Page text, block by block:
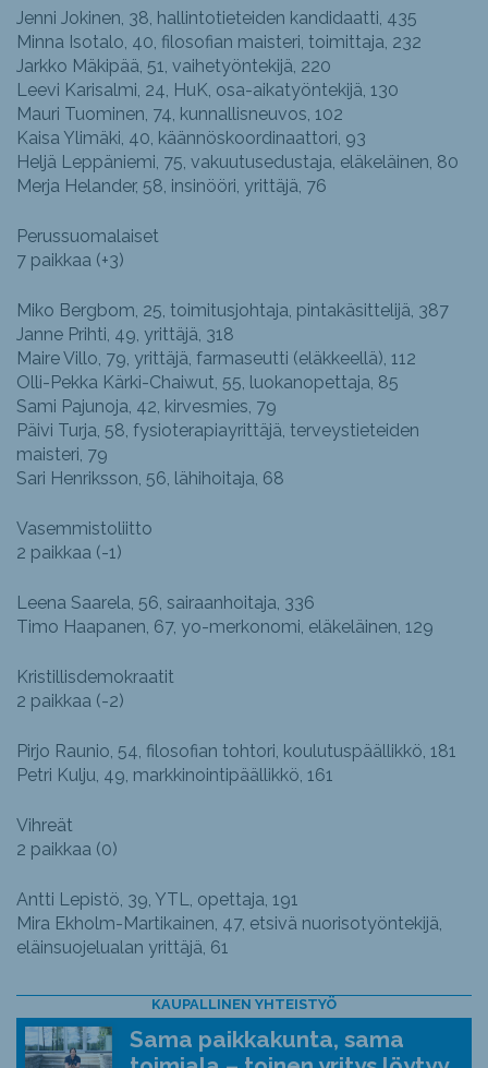
Jenni Jokinen, 38, hallintotieteiden kandidaatti, 435
Minna Isotalo, 40, filosofian maisteri, toimittaja, 232
Jarkko Mäkipää, 51, vaihetyöntekijä, 220
Leevi Karisalmi, 24, HuK, osa-aikatyöntekijä, 130
Mauri Tuominen, 74, kunnallisneuvos, 102
Kaisa Ylimäki, 40, käännöskoordinaattori, 93
Heljä Leppäniemi, 75, vakuutusedustaja, eläkeläinen, 80
Merja Helander, 58, insinööri, yrittäjä, 76
Perussuomalaiset
7 paikkaa (+3)
Miko Bergbom, 25, toimitusjohtaja, pintakäsittelijä, 387
Janne Prihti, 49, yrittäjä, 318
Maire Villo, 79, yrittäjä, farmaseutti (eläkkeellä), 112
Olli-Pekka Kärki-Chaiwut, 55, luokanopettaja, 85
Sami Pajunoja, 42, kirvesmies, 79
Päivi Turja, 58, fysioterapiayrittäjä, terveystieteiden
maisteri, 79
Sari Henriksson, 56, lähihoitaja, 68
Vasemmistoliitto
2 paikkaa (-1)
Leena Saarela, 56, sairaanhoitaja, 336
Timo Haapanen, 67, yo-merkonomi, eläkeläinen, 129
Kristillisdemokraatit
2 paikkaa (-2)
Pirjo Raunio, 54, filosofian tohtori, koulutuspäällikkö, 181
Petri Kulju, 49, markkinointipäällikkö, 161
Vihreät
2 paikkaa (0)
Antti Lepistö, 39, YTL, opettaja, 191
Mira Ekholm-Martikainen, 47, etsivä nuorisotyöntekijä,
eläinsuojelualan yrittäjä, 61
KAUPALLINEN YHTEISTYÖ
Sama paikkakunta, sama